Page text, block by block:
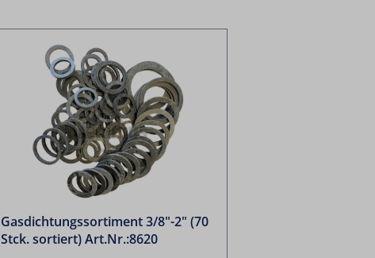
Gasdichtungssortiment 3/8"-2" (70
Stck. sortiert) Art.Nr.:8620